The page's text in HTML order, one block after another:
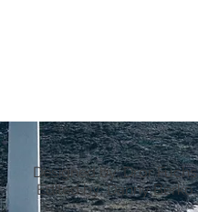
Designed by: Dror Fuchs
Edited by: Danny Berko